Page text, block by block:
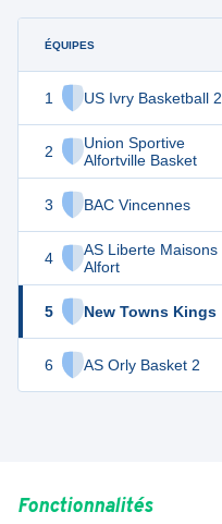
ÉQUIPES
1 US Ivry Basketball 2
2
Union Sportive
Alfortville Basket
3 BAC Vincennes
4
AS Liberte Maisons
Alfort
5 New Towns Kings
6 AS Orly Basket 2
19
15
12
10
Fonctionnalités